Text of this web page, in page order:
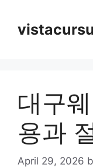
content
대구
용과
April 29, 2026